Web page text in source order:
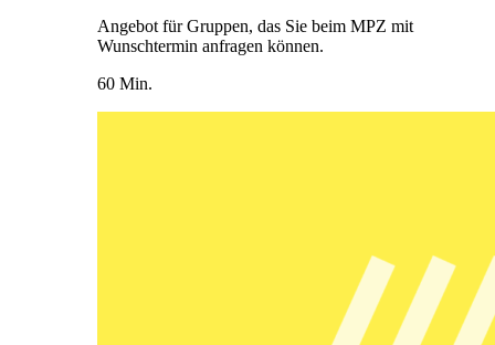
Angebot für Gruppen, das Sie beim MPZ mit
Wunschtermin anfragen können.
60 Min.